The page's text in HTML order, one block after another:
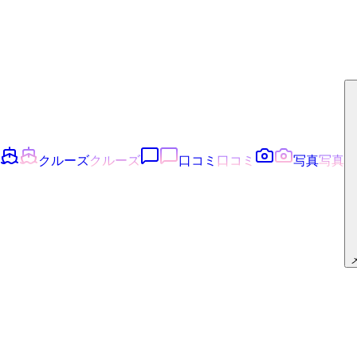
クルーズクルーズ 口コミ 口コミ 写真写真